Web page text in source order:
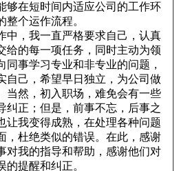
够在短时间内适应公司的工作环
整个运作流程。
，我一直严格要求自己，认真
给的每一项任务，同时主动为领
同事学习专业和非专业的问题，
自己，希望早日独立，为公司做
当然，初入职场，难免会有一些
纠正；但是，前事不忘，后事之
让我变得成熟，在处理各种问题
，杜绝类似的错误。在此，感谢
对我的指导和帮助，感谢他们对
的提醒和纠正。